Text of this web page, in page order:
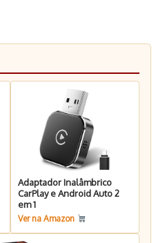
Adaptador Inalâmbrico
CarPlay e Android Auto 2
em 1
Ver na Amazon